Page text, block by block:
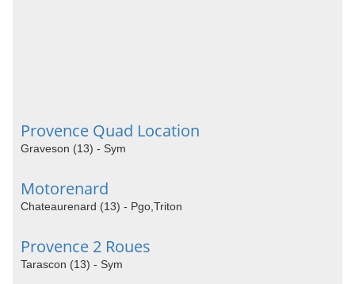
Provence Quad Location
Graveson (13) - Sym
Motorenard
Chateaurenard (13) - Pgo,Triton
Provence 2 Roues
Tarascon (13) - Sym